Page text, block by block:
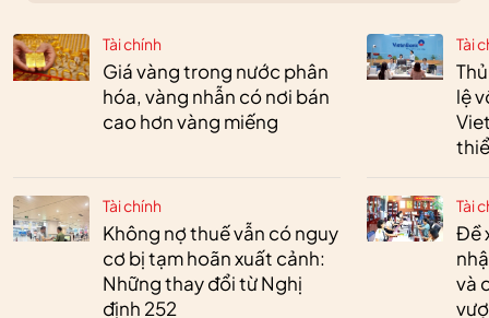
Tài chính
Giá vàng trong nước phân
hóa, vàng nhẫn có nơi bán
cao hơn vàng miếng
Tài chính
Không nợ thuế vẫn có nguy
cơ bị tạm hoãn xuất cảnh:
Những thay đổi từ Nghị
định 252
Tài
lệ
Tài
Đề
và